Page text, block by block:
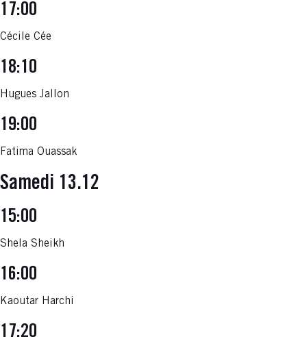
17:00
Cécile Cée
18:10
Hugues Jallon
19:00
Fatima Ouassak
Samedi 13.12
15:00
Shela Sheikh
16:00
Kaoutar Harchi
17:20